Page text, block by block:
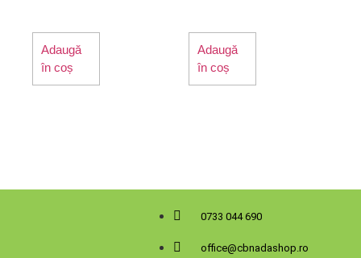
Adaugă
în coș
Adaugă
în coș
0733 044 690
office@cbnadashop.ro